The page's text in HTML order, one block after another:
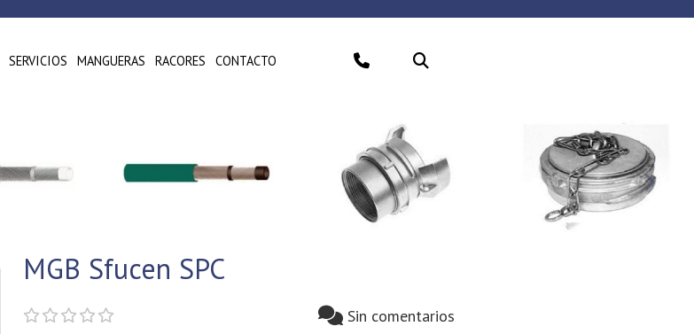
SERVICIOS MANGUERAS RACORES CONTACTO
MGB Sfucen SPC
Sin comentarios